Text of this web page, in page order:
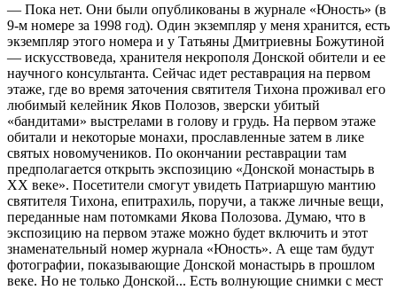
— Пока нет. Они были опубликованы в журнале «Юность» (в
9-м номере за 1998 год). Один экземпляр у меня хранится, есть
экземпляр этого номера и у Татьяны Дмитриевны Божутиной
— искусствоведа, хранителя некрополя Донской обители и ее
научного консультанта. Сейчас идет реставрация на первом
этаже, где во время заточения святителя Тихона проживал его
любимый келейник Яков Полозов, зверски убитый
«бандитами» выстрелами в голову и грудь. На первом этаже
обитали и некоторые монахи, прославленные затем в лике
святых новомучеников. По окончании реставрации там
предполагается открыть экспозицию «Донской монастырь в
XX веке». Посетители смогут увидеть Патриаршую мантию
святителя Тихона, епитрахиль, поручи, а также личные вещи,
переданные нам потомками Якова Полозова. Думаю, что в
экспозицию на первом этаже можно будет включить и этот
знаменательный номер журнала «Юность». А еще там будут
фотографии, показывающие Донской монастырь в прошлом
веке. Но не только Донской... Есть волнующие снимки с мест